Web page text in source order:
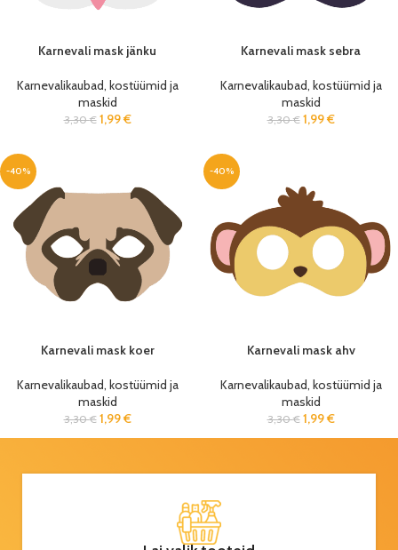
Karnevali mask jänku
Karnevalikaubad, kostüümid ja
maskid
3,30€ 1,99€
Karnevali mask sebra
Karnevalikaubad, kostüümid ja
maskid
3,30€ 1,99€
-40%
Karnevali mask koer
Karnevalikaubad, kostüümid ja
maskid
3,30€ 1,99€
-40%
Karnevali mask ahv
Karnevalikaubad, kostüümid ja
maskid
3,30€ 1,99€